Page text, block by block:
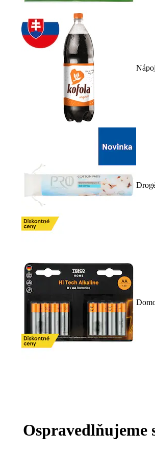
Ospravedlňujeme